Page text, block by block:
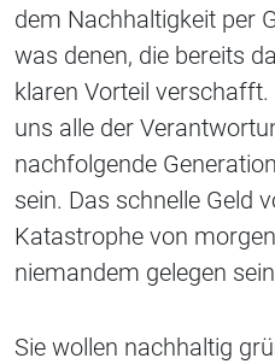
dem Nachhaltigkeit per
was denen, die bereits
klaren Vorteil
uns alle der
nachfolgende
sein. Das schnelle Geld
Katastrophe von
niemandem gelegen
Sie wollen nachhaltig